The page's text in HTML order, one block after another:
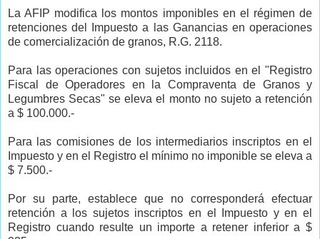
La AFIP modifica los montos imponibles en el régimen de
retenciones del Impuesto a las Ganancias en operaciones
de comercialización de granos, R.G. 2118.
Para las operaciones con sujetos incluidos en el "Registro
Fiscal de Operadores en la Compraventa de Granos y
Legumbres Secas" se eleva el monto no sujeto a retención
a $ 100.000.-
Para las comisiones de los intermediarios inscriptos en el
Impuesto y en el Registro el mínimo no imponible se eleva a
$ 7.500.-
Por su parte, establece que no corresponderá efectuar
retención a los sujetos inscriptos en el Impuesto y en el
Registro cuando resulte un importe a retener inferior a $